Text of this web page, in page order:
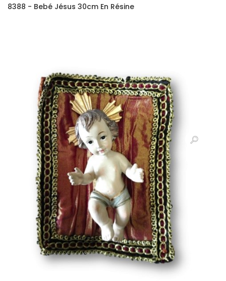
8388 - Bebé Jésus 30cm En Résine